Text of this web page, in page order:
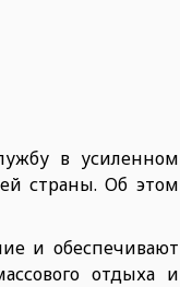
в усиленном
страны. Об этом
и обеспечивают
отдыха и